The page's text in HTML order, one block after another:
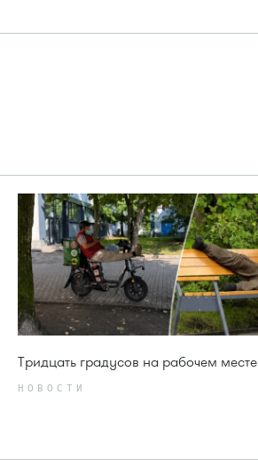
Тридцать градусов на рабочем месте
НОВОСТИ